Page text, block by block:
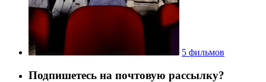
5 фильмов
Подпишетесь на почтовую рассылку?